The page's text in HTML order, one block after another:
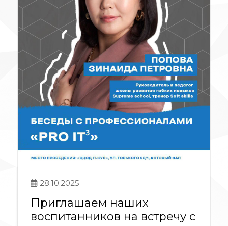
28.10.2025
Приглашаем наших
воспитанников на встречу с